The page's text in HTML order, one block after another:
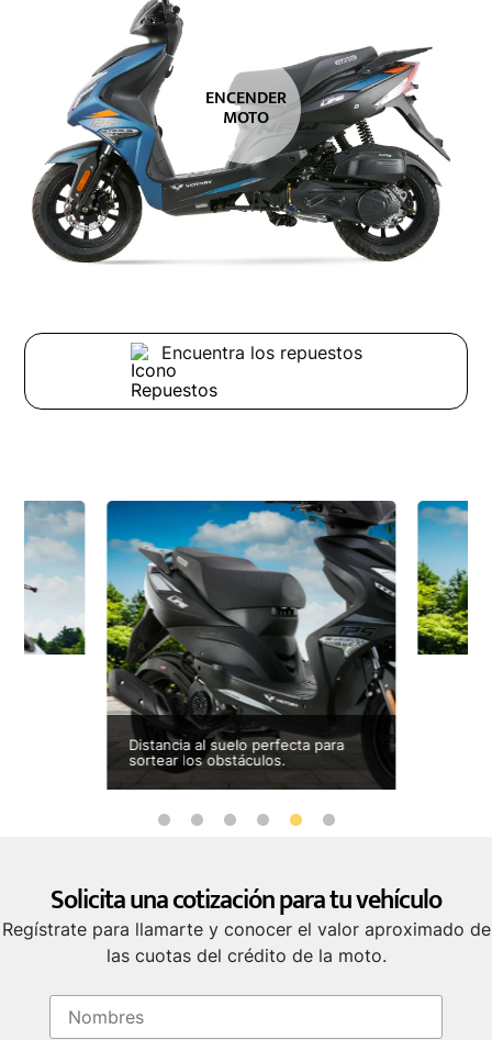
ENCENDER
MOTO
Encuentra los repuestos
Distancia al suelo perfecta para
sortear los obstáculos.
Solicita una cotización para tu vehículo
Regístrate para llamarte y conocer el valor aproximado de
las cuotas del crédito de la moto.